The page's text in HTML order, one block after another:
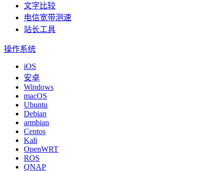
文字比较
电信宽带测速
站长工具
操作系统
iOS
安卓
Windows
macOS
Ubuntu
Debian
armbian
Centos
Kali
OpenWRT
ROS
QNAP